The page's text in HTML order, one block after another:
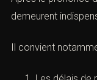
Après le prononcé